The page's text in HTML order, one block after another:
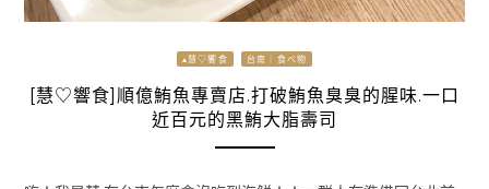
▴慧♡饗食 台南｜食べ物
[慧♡響食]順億鮪魚專賣店.打破鮪魚臭臭的腥味.一口
近百元的黑鮪大脂壽司